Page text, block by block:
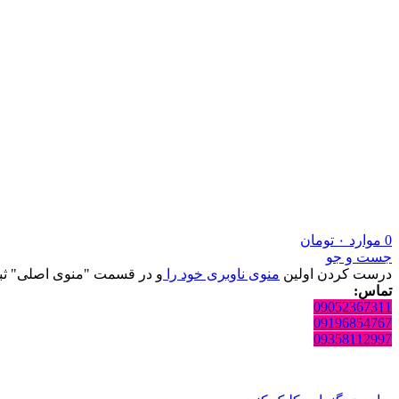
0 موارد ۰ تومان
جست و جو
درست کردن اولین منوی ناوبری خود را و در قسمت "منوی اصلی"
تماس:
09052367311
09196854767
09358112997